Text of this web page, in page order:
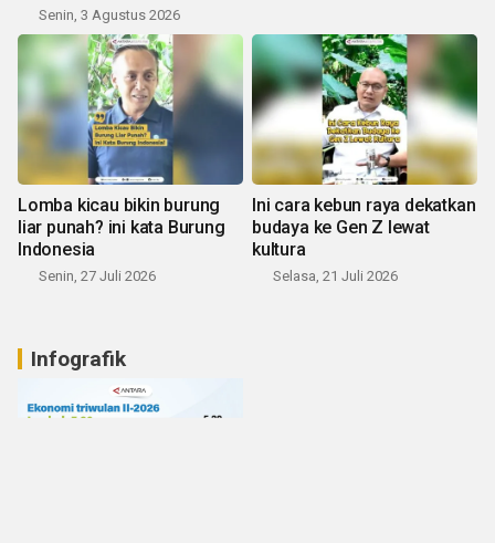
Senin, 3 Agustus 2026
Lomba kicau bikin burung
liar punah? ini kata Burung
Indonesia
Senin, 27 Juli 2026
Ini cara kebun raya dekatkan
budaya ke Gen Z lewat
kultura
Selasa, 21 Juli 2026
Infografik